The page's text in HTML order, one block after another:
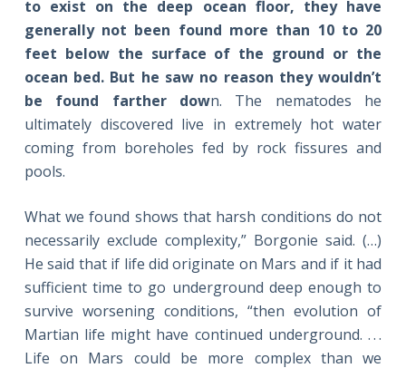
to exist on the deep ocean floor, they have
generally not been found more than 10 to 20
feet below the surface of the ground or the
ocean bed. But he saw no reason they wouldn’t
be found farther down. The nematodes he
ultimately discovered live in extremely hot water
coming from boreholes fed by rock fissures and
pools.
What we found shows that harsh conditions do not
necessarily exclude complexity,” Borgonie said. (…)
He said that if life did originate on Mars and if it had
sufficient time to go underground deep enough to
survive worsening conditions, “then evolution of
Martian life might have continued underground. . . .
Life on Mars could be more complex than we